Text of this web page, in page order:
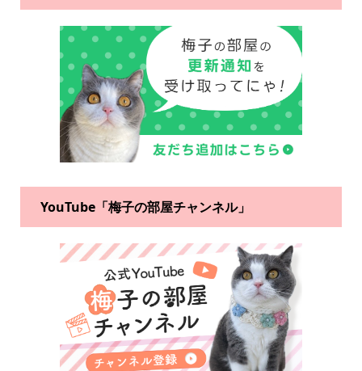
YouTube「梅子の部屋チャンネル」